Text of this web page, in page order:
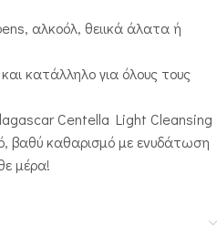
αλκοόλ, θειικά άλατα ή
κατάλληλο για όλους τους
Centella Light Cleansing
βαθύ καθαρισμό με ενυδάτωση
μέρα!